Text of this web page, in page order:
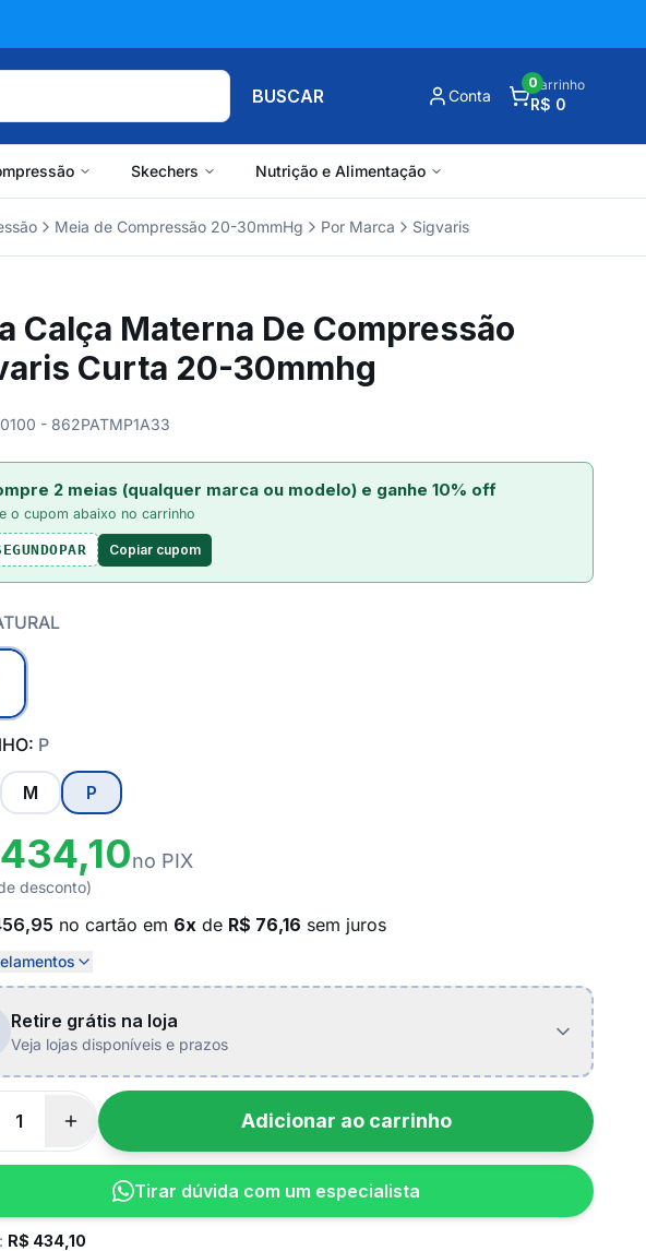
BUSCAR Conta
Carrinho
R$ 0
0
Skechers Nutrição e Alimentação
Meia de Compressão 20-30mmHg Por Marca Sigvaris
Calça Materna De Compressão
Curta 20-30mmhg
- 862PATMP1A33
2 meias (qualquer marca ou modelo) e ganhe 10% off
o cupom abaixo no carrinho
Copiar cupom
P
M P
no PIX
desconto)
no cartão em 6x de R$ 76,16 sem juros
Retire grátis na loja
Veja lojas disponíveis e prazos
Adicionar ao carrinho
Tirar dúvida com um especialista
R$ 434,10